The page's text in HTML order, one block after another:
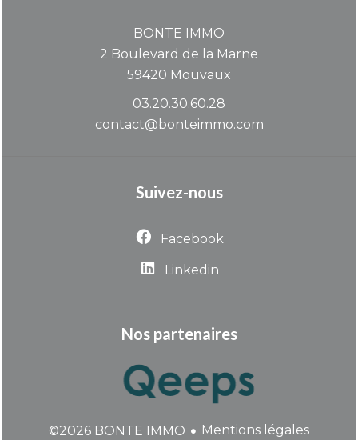
BONTE IMMO
2 Boulevard de la Marne
59420 Mouvaux
03.20.30.60.28
contact@bonteimmo.com
Suivez-nous
Facebook
Linkedin
Nos partenaires
©2026 BONTE IMMO Mentions légales